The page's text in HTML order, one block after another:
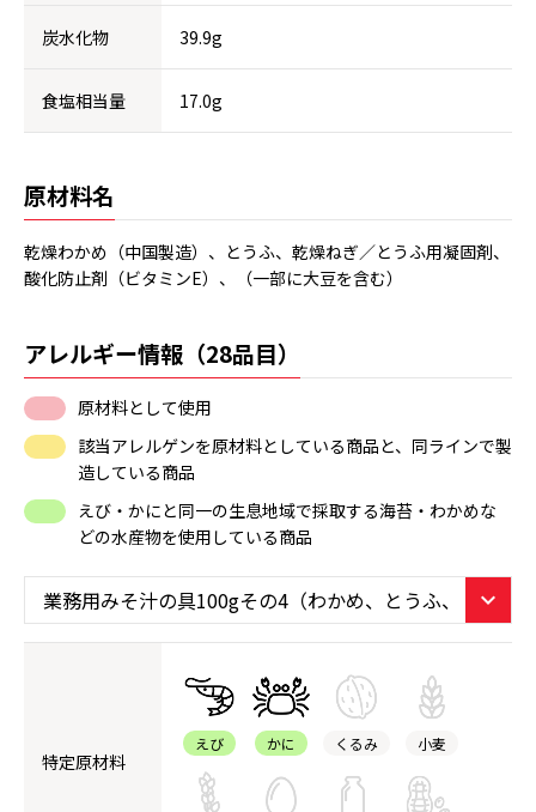
炭水化物 39.9g
食塩相当量 17.0g
原材料名
乾燥わかめ（中国製造）、とうふ、乾燥ねぎ／とうふ用凝固剤、
酸化防止剤（ビタミンE）、（一部に大豆を含む）
アレルギー情報（28品目）
原材料として使用
該当アレルゲンを原材料としている商品と、同ラインで製
造している商品
えび・かにと同一の生息地域で採取する海苔・わかめな
どの水産物を使用している商品
特定原材料
えび かに くるみ 小麦